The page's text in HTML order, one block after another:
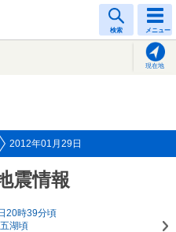
検索 メニュー
現在地
2012年01月29日
震情報
20時39分頃
湖頃